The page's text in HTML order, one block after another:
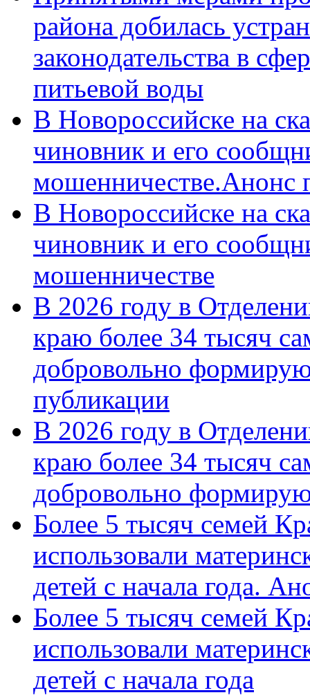
района добилась
законодательства в
питьевой воды
В Новороссийске на
чиновник и его
мошенничестве.Анонс
В Новороссийске на
чиновник и его
мошенничестве
В 2026 году в
краю более 34 тысяч
добровольно
публикации
В 2026 году в
краю более 34 тысяч
добровольно
Более 5 тысяч семей
использовали
детей с начала года.
Более 5 тысяч семей
использовали
детей с начала года